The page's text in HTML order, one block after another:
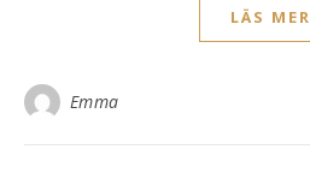
LÄS MER
Emma